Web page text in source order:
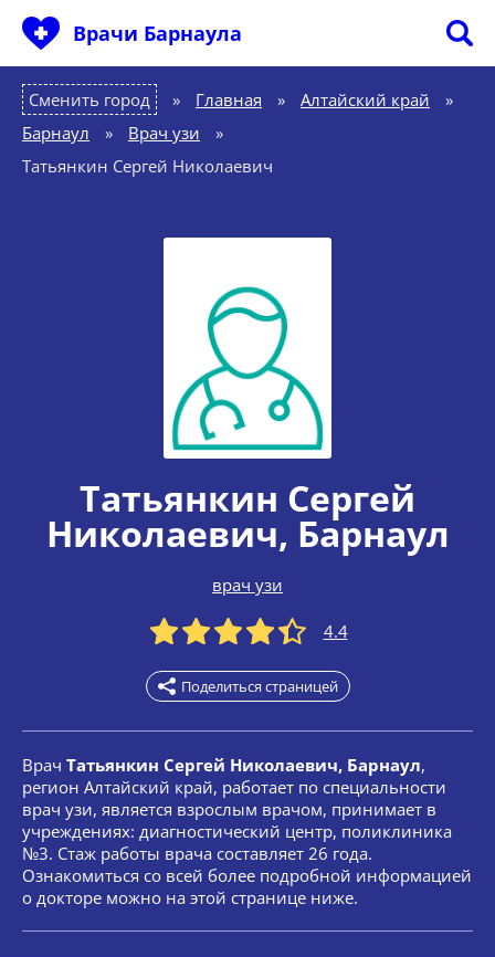
Врачи Барнаула
Сменить город Главная » Алтайский край
»
Барнаул
» Врач узи
»
Татьянкин Сергей Николаевич
Татьянкин Сергей
Николаевич, Барнаул
врач узи
4.4
Поделиться страницей
Врач Татьянкин Сергей Николаевич, Барнаул,
регион Алтайский край, работает по специальности
врач узи, является взрослым врачом, принимает в
учреждениях: диагностический центр, поликлиника
№3. Стаж работы врача составляет 26 года.
Ознакомиться со всей более подробной информацией
о докторе можно на этой странице ниже.